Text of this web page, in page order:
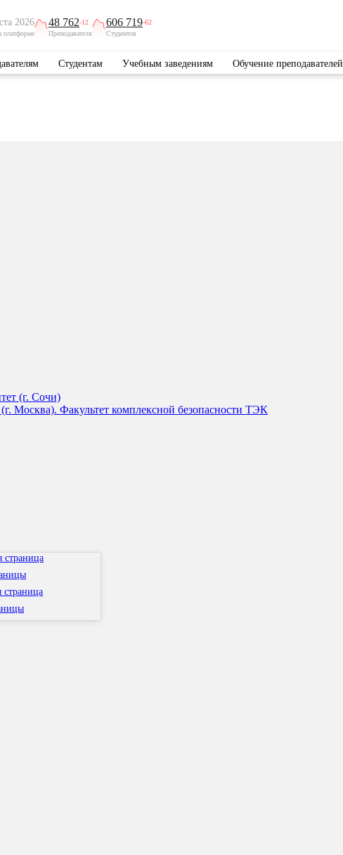
2026
платформе
48 762-12
Преподавателя
606 719-62
Студентов
Студентам Учебным заведениям Обучение преподавателей
(г. Сочи)
Москва). Факультет комплексной безопасности ТЭК
страница
страница